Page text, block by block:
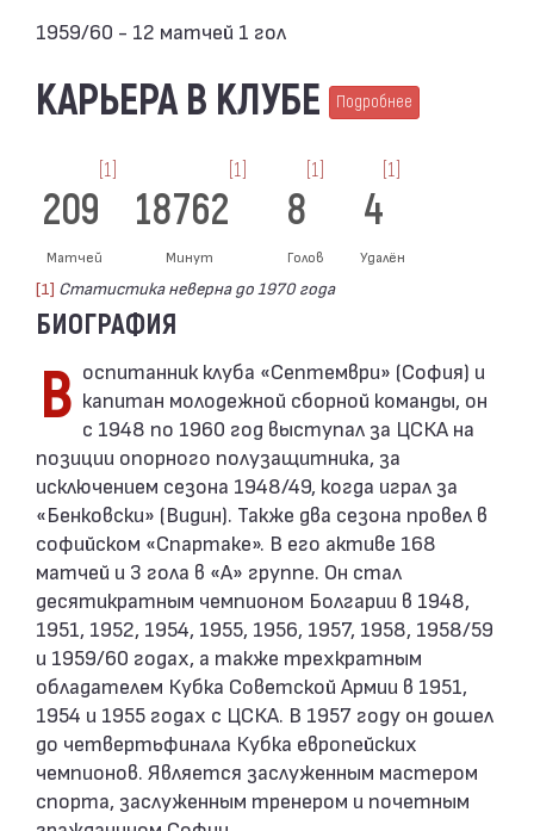
1959/60 - 12 матчей 1 гол
КАРЬЕРА В КЛУБЕ Подробнее
209
[1]
Матчей
18762
[1]
Минут
8
[1]
Голов
4
[1]
Удалён
[1] Статистика неверна до 1970 года
БИОГРАФИЯ
Воспитанник клуба «Септември» (София) и капитан молодежной сборной команды, он
с 1948 по 1960 год выступал за ЦСКА на
позиции опорного полузащитника, за
исключением сезона 1948/49, когда играл за
«Бенковски» (Видин). Также два сезона провел в
софийском «Спартаке». В его активе 168
матчей и 3 гола в «А» группе. Он стал
десятикратным чемпионом Болгарии в 1948,
1951, 1952, 1954, 1955, 1956, 1957, 1958, 1958/59
и 1959/60 годах, а также трехкратным
обладателем Кубка Советской Армии в 1951,
1954 и 1955 годах с ЦСКА. В 1957 году он дошел
до четвертьфинала Кубка европейских
чемпионов. Является заслуженным мастером
спорта, заслуженным тренером и почетным